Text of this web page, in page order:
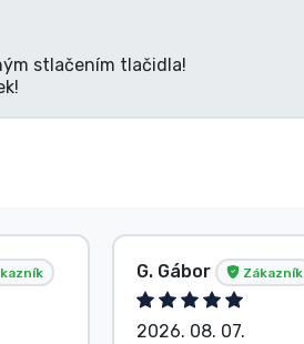
stlačením tlačidla!
G. Gábor Zákazník
2026. 08. 07.